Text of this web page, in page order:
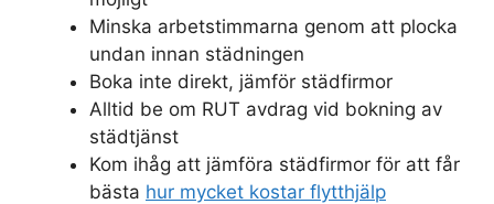
Minska arbetstimmarna genom att plocka
undan innan städningen
Boka inte direkt, jämför städfirmor
Alltid be om RUT avdrag vid bokning av
städtjänst
Kom ihåg att jämföra städfirmor för att får
bästa hur mycket kostar flytthjälp